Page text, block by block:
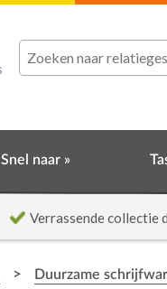
Snel naar »
Verrassende collectie
> Duurzame